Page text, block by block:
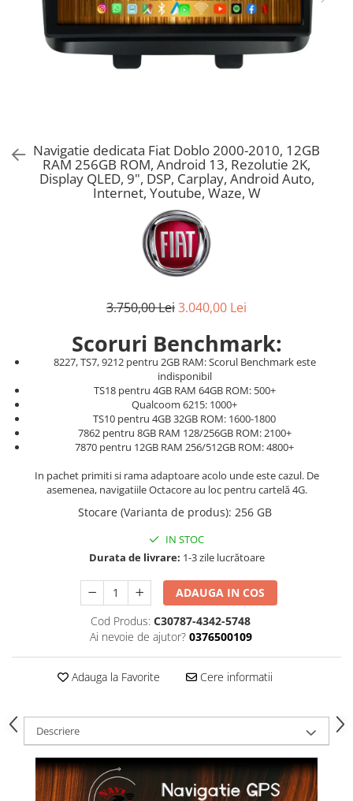
Navigatie dedicata Fiat Doblo 2000-2010, 12GB
RAM 256GB ROM, Android 13, Rezolutie 2K,
Display QLED, 9", DSP, Carplay, Android Auto,
Internet, Youtube, Waze, W
3.750,00 Lei3.040,00 Lei
Scoruri Benchmark:
8227, TS7, 9212 pentru 2GB RAM: Scorul Benchmark este
indisponibil
TS18 pentru 4GB RAM 64GB ROM: 500+
Qualcoom 6215: 1000+
TS10 pentru 4GB 32GB ROM: 1600-1800
7862 pentru 8GB RAM 128/256GB ROM: 2100+
7870 pentru 12GB RAM 256/512GB ROM: 4800+
In pachet primiti si rama adaptoare acolo unde este cazul. De
asemenea, navigatiile Octacore au loc pentru cartelă 4G.
Stocare (Varianta de produs): 256 GB
IN STOC
Durata de livrare: 1-3 zile lucrătoare
ADAUGA IN COS
Cod Produs: C30787-4342-5748
Ai nevoie de ajutor? 0376500109
Adauga la Favorite Cere informatii
Descriere